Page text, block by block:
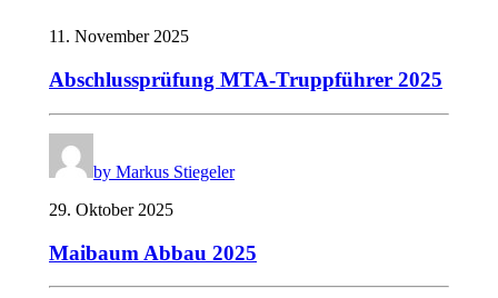
11. November 2025
Abschlussprüfung MTA-Truppführer 2025
by Markus Stiegeler
29. Oktober 2025
Maibaum Abbau 2025